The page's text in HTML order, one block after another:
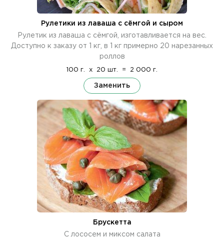
Рулетики из лаваша с сёмгой и сыром
Рулетик из лаваша с сёмгой, изготавливается на вес.
Доступно к заказу от 1 кг, в 1 кг примерно 20 нарезанных
роллов
100 г. x 20 шт. = 2 000 г.
Заменить
Брускетта
С лососем и миксом салата